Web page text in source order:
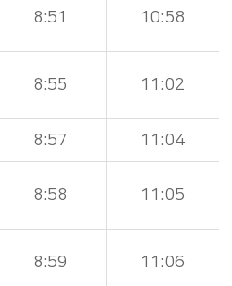
8:51 10:58
8:55 11:02
8:57 11:04
8:58 11:05
8:59 11:06